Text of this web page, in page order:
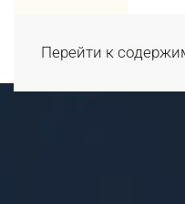
Перейти к